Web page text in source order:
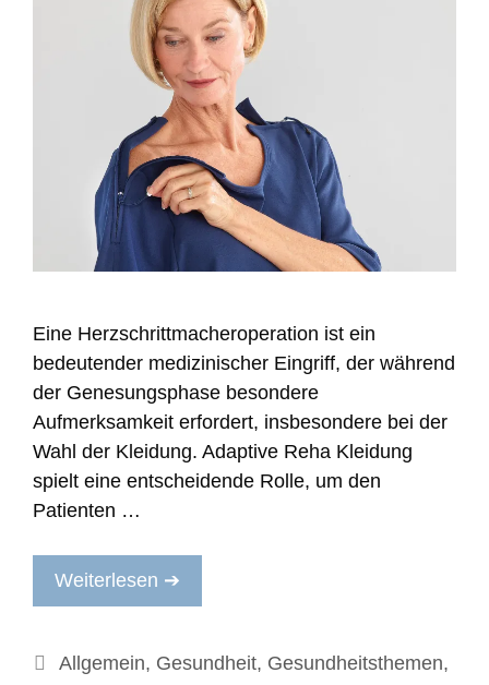
Eine Herzschrittmacheroperation ist ein
bedeutender medizinischer Eingriff, der während
der Genesungsphase besondere
Aufmerksamkeit erfordert, insbesondere bei der
Wahl der Kleidung. Adaptive Reha Kleidung
spielt eine entscheidende Rolle, um den
Patienten …
Weiterlesen ➔
Kategorien
Allgemein, Gesundheit, Gesundheitsthemen,